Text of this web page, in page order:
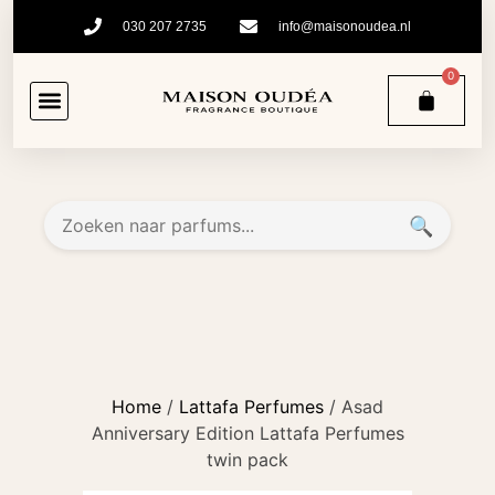
030 207 2735 info@maisonoudea.nl
0
🔍
Home / Lattafa Perfumes / Asad
Anniversary Edition Lattafa Perfumes
twin pack